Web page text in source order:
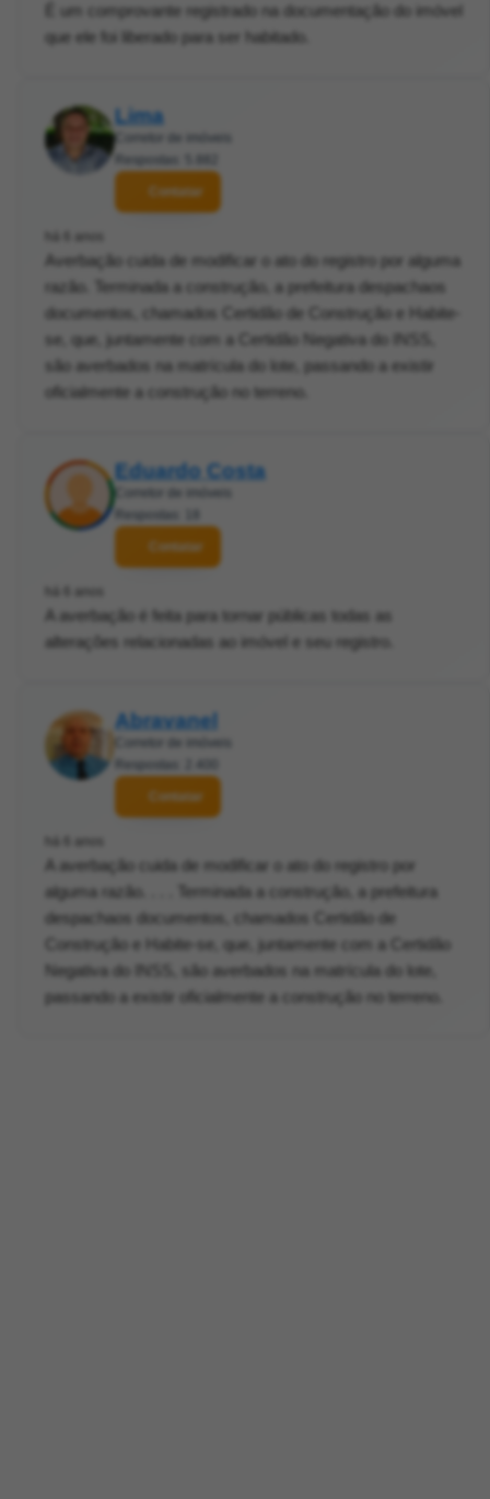
É um comprovante registrado na documentação do imóvel
que ele foi liberado para ser habitado.
Lima
Contatar
Averbação cuida de modificar o ato do registro por alguma
razão. Terminada a construção, a prefeitura despachaos
documentos, chamados Certidão de Construção e Habite-
se, que, juntamente com a Certidão Negativa do INSS,
são averbados na matrícula do lote, passando a existir
oficialmente a construção no terreno.
Eduardo Costa
Contatar
A averbação é feita para tornar públicas todas as
alterações relacionadas ao imóvel e seu registro.
Abravanel
Contatar
A averbação cuida de modificar o ato do registro por
alguma razão. . . . Terminada a construção, a prefeitura
despachaos documentos, chamados Certidão de
Construção e Habite-se, que, juntamente com a Certidão
Negativa do INSS, são averbados na matrícula do lote,
passando a existir oficialmente a construção no terreno.